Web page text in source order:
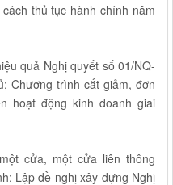
thủ tục hành chính năm
quả Nghị quyết số 01/NQ-
Chương trình cắt giảm, đơn
hoạt động kinh doanh giai
cửa, một cửa liên thông
Lập đề nghị xây dựng Nghị